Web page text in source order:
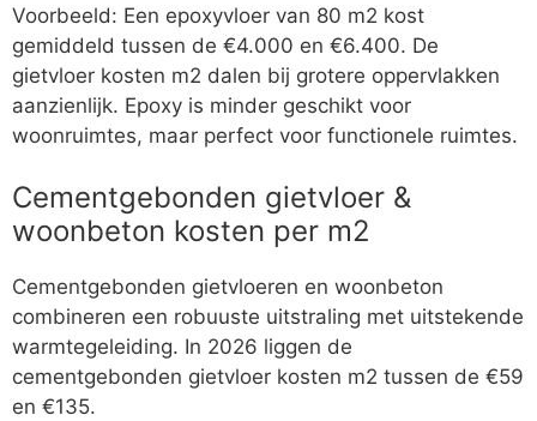
Voorbeeld: Een epoxyvloer van 80 m2 kost
gemiddeld tussen de €4.000 en €6.400. De
gietvloer kosten m2 dalen bij grotere oppervlakken
aanzienlijk. Epoxy is minder geschikt voor
woonruimtes, maar perfect voor functionele ruimtes.
Cementgebonden gietvloer &
woonbeton kosten per m2
Cementgebonden gietvloeren en woonbeton
combineren een robuuste uitstraling met uitstekende
warmtegeleiding. In 2026 liggen de
cementgebonden gietvloer kosten m2 tussen de €59
en €135.